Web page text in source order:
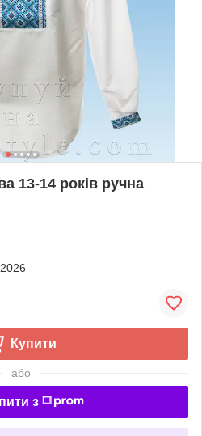
13-14 років ручна
Купити
або
з